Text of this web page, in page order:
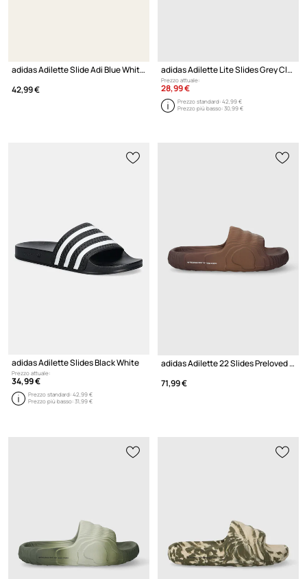
adidas Adilette Slide Adi Blue White
42,99 €
adidas Adilette Lite Slides Grey Cloud White
Prezzo attuale:
28,99 €
Prezzo standard:42,99 €
Prezzo più basso:30,99 €
adidas Adilette Slides Black White
Prezzo attuale:
34,99 €
Prezzo standard:42,99 €
Prezzo più basso:31,99 €
adidas Adilette 22 Slides Preloved Brown
71,99 €